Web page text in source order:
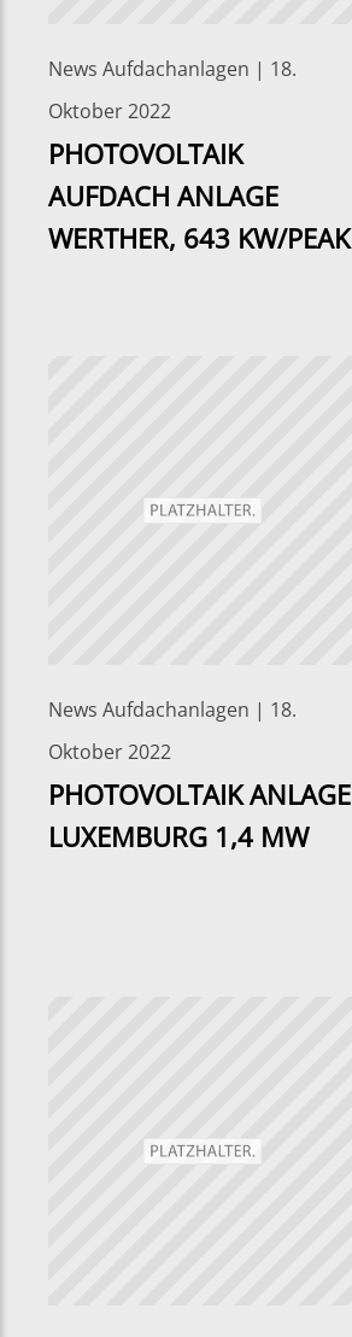
News Aufdachanlagen | 18.
Oktober 2022
PHOTOVOLTAIK
AUFDACH ANLAGE
WERTHER, 643 KW/PEAK
News Aufdachanlagen | 18.
Oktober 2022
PHOTOVOLTAIK ANLAGE
LUXEMBURG 1,4 MW